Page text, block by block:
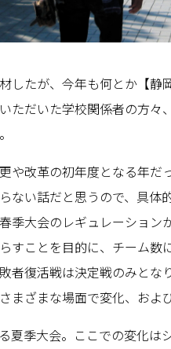
したが、今年も何とか【
ただいた学校関係者の方
や改革の初年度となる年
ない話だと思うので、具体
季大会のレギュレーショ
すことを目的に、チーム
者復活戦は決定戦のみと
まざまな場面で変化、およ
夏季大会。ここでの変化